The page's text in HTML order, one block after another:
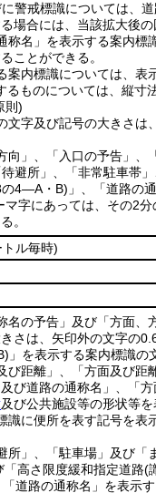
警戒標識については、
場合には、当該拡大後
名」を表示する案内
ことができる。
案内標識については、表
るものについては、縦寸
則)
字及び記号の大きさは
」、「入口の予告」
待避所」、「非常駐車帯
の4―A・B) 」、「道路の
マ字にあっては、その2分
。
ル毎時)
の予告」及び「方面
さは、矢印外の文字の0.6
」を表示する案内標識の
距離」、「方面及び
び道路の通称名」、「
及び公共施設等の形状等
に便所を表す記号を
所」、「駐車場」及び「
「高さ限度緩和指定道路(
道路の通称名」を表示